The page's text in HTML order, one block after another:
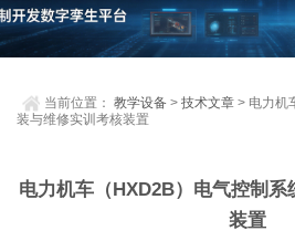
当前位置：教学设备 >技术文章 > 电力机
装与维修实训考核装置
电力机车（HXD2B）电气控制
装置